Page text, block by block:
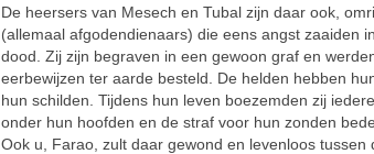
De heersers van Mesech en Tubal zijn daar ook,
(allemaal afgodendienaars) die eens angst zaaiden
dood. Zij zijn begraven in een gewoon graf en
eerbewijzen ter aarde besteld. De helden hebben
hun schilden. Tijdens hun leven boezemden zij
onder hun hoofden en de straf voor hun zonden
Ook u, Farao, zult daar gewond en levenloos